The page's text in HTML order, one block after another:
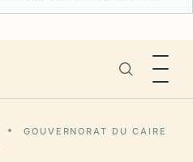
GOUVERNORAT DU CAIRE